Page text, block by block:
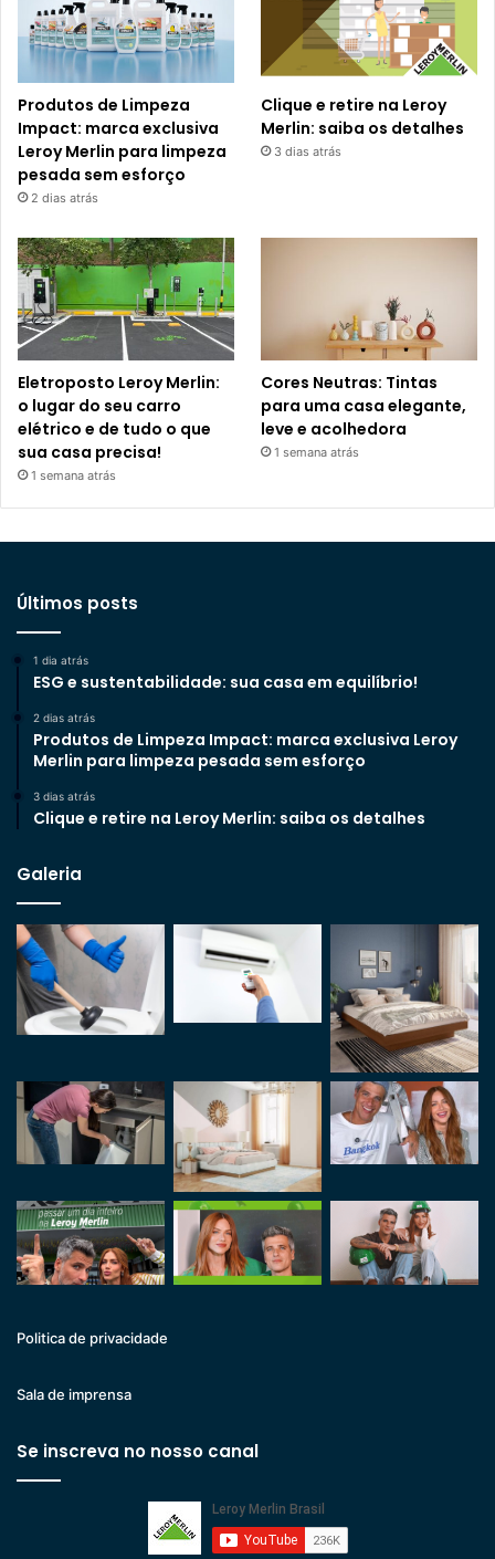
Produtos de Limpeza
Impact: marca exclusiva
Leroy Merlin para limpeza
pesada sem esforço
2 dias atrás
Clique e retire na Leroy
Merlin: saiba os detalhes
3 dias atrás
Eletroposto Leroy Merlin:
o lugar do seu carro
elétrico e de tudo o que
sua casa precisa!
1 semana atrás
Cores Neutras: Tintas
para uma casa elegante,
leve e acolhedora
1 semana atrás
Últimos posts
1 dia atrás
ESG e sustentabilidade: sua casa em equilíbrio!
2 dias atrás
Produtos de Limpeza Impact: marca exclusiva Leroy
Merlin para limpeza pesada sem esforço
3 dias atrás
Clique e retire na Leroy Merlin: saiba os detalhes
Galeria
Politica de privacidade
Sala de imprensa
Se inscreva no nosso canal